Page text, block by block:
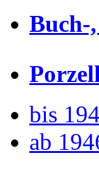
Buch-
bis
ab